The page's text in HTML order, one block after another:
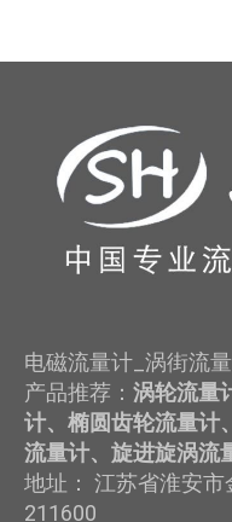
电磁流量计_涡街流
产品推荐： 涡轮流量
计、椭圆齿轮流量计
流量计、旋进旋涡流
地址： 江苏省淮安
211600